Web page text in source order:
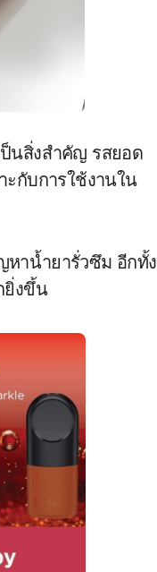
ป็นสิ่งสำคัญ รสยอด
กับการใช้งานใน
หาน้ำยารั่วซึม อีกทั้ง
ยิ่งขึ้น